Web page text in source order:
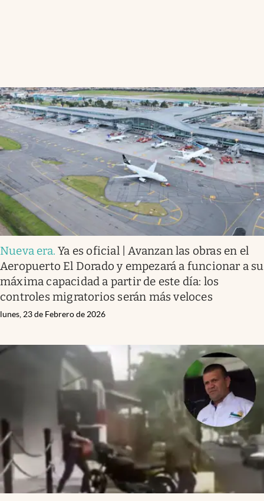
Nueva era.Ya es oficial | Avanzan las obras en el
Aeropuerto El Dorado y empezará a funcionar a su
máxima capacidad a partir de este día: los
controles migratorios serán más veloces
lunes, 23 de Febrero de 2026